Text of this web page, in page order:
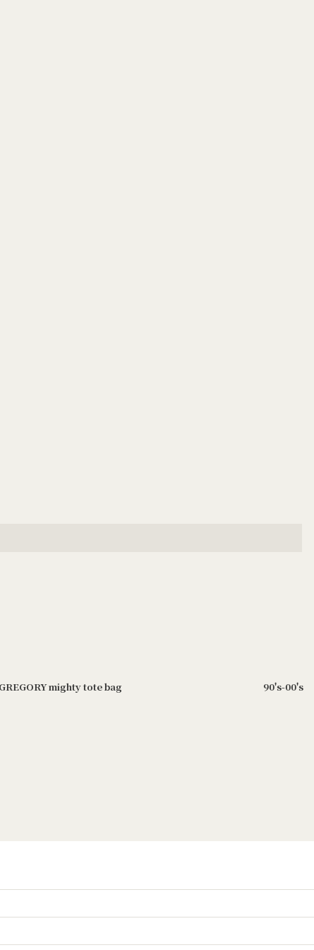
90's-00's GREGORY "DUFFLEBAG"